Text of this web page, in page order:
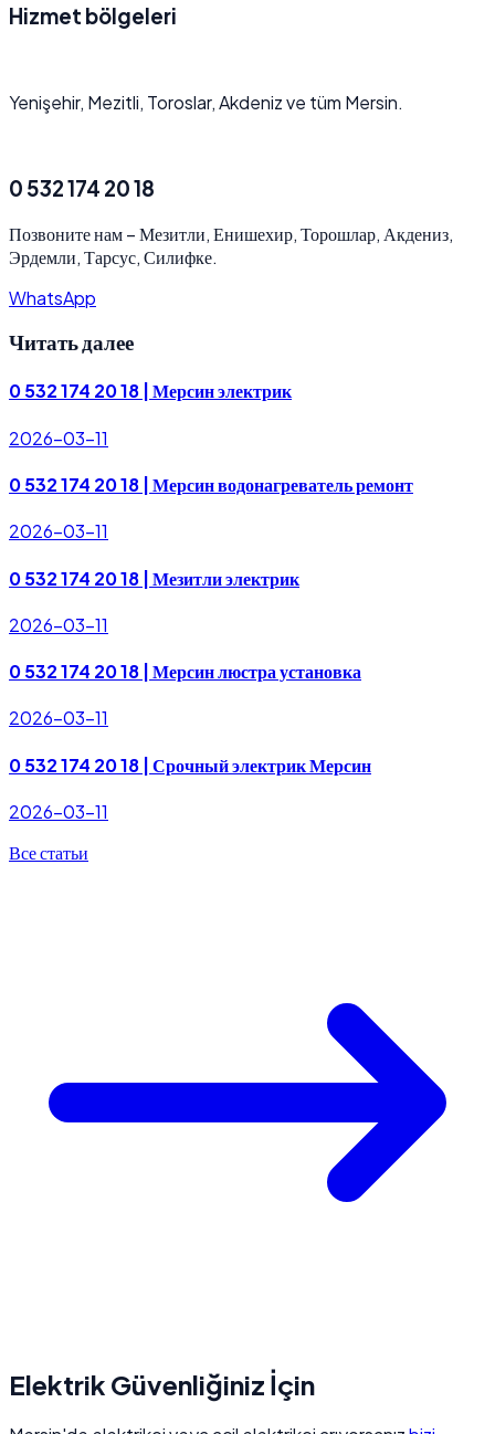
Hizmet bölgeleri
Yenişehir, Mezitli, Toroslar, Akdeniz ve tüm Mersin.
0 532 174 20 18
Позвоните нам–Мезитли, Енишехир, Торошлар, Акдениз,
Эрдемли, Тарсус, Силифке.
WhatsApp
Читать далее
0 532 174 20 18 | Мерсин электрик
2026-03-11
0 532 174 20 18 | Мерсин водонагреватель ремонт
2026-03-11
0 532 174 20 18 | Мезитли электрик
2026-03-11
0 532 174 20 18 | Мерсин люстра установка
2026-03-11
0 532 174 20 18 | Срочный электрик Мерсин
2026-03-11
Все статьи
Elektrik Güvenliğiniz İçin